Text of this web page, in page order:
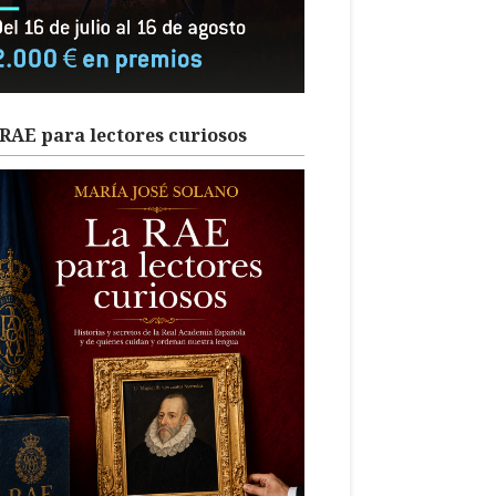
para lectores curiosos